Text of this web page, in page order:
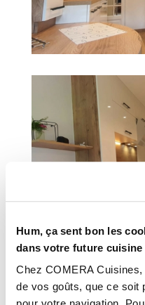
Hum, ça sent bon les
dans votre future cuisine
Chez COMERA
de vos goûts, que ce soit